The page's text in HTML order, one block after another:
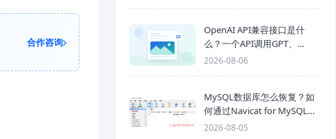
合作咨询
OpenAI API兼容接口是什
么？一个API调用GPT、
Claude、Gemini、DeepSeek
2026-08-06
MySQL数据库怎么恢复？如
何通过Navicat for MySQL导
入SQL备份文件
2026-08-05